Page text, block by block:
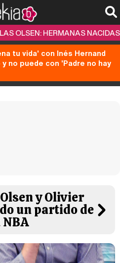
LAS OLSEN: HERMANAS
tu vida' con Inés Hernand
no puede con 'Padre no hay
y Olivier
un partido de